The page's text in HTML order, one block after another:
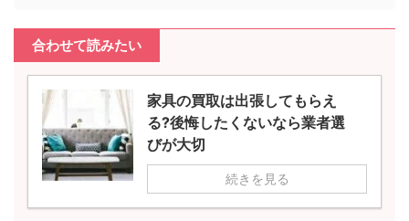
合わせて読みたい
家具の買取は出張してもらえ
る?後悔したくないなら業者選
びが大切
続きを見る